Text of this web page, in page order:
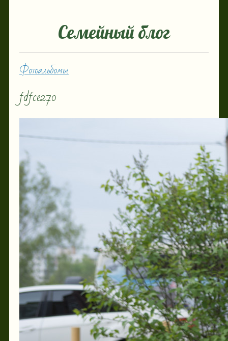
Семейный блог
Фотоальбомы
fdfce270